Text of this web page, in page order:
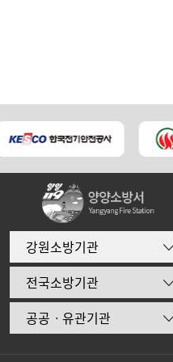
강원소방기관
전국소방기관
공공ㆍ유관기관